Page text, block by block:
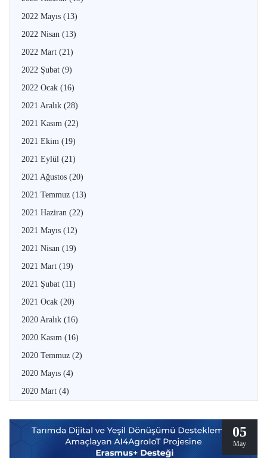
2022 Mayıs (13)
2022 Nisan (13)
2022 Mart (21)
2022 Şubat (9)
2022 Ocak (16)
2021 Aralık (28)
2021 Kasım (22)
2021 Ekim (19)
2021 Eylül (21)
2021 Ağustos (20)
2021 Temmuz (13)
2021 Haziran (22)
2021 Mayıs (12)
2021 Nisan (19)
2021 Mart (19)
2021 Şubat (11)
2021 Ocak (20)
2020 Aralık (16)
2020 Kasım (16)
2020 Temmuz (2)
2020 Mayıs (4)
2020 Mart (4)
05
May